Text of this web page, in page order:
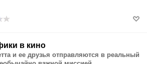
в кино
и ее друзья отправляются в реальный